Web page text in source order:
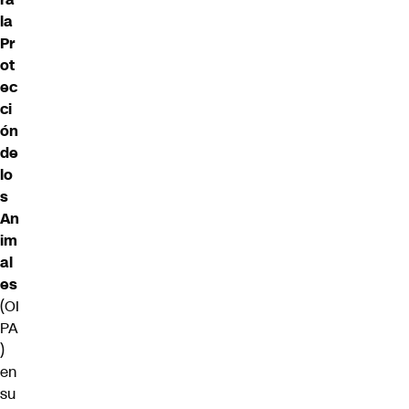
la
Pr
ot
ec
ci
ón
de
lo
s
An
im
al
es
(OI
PA
)
en
su